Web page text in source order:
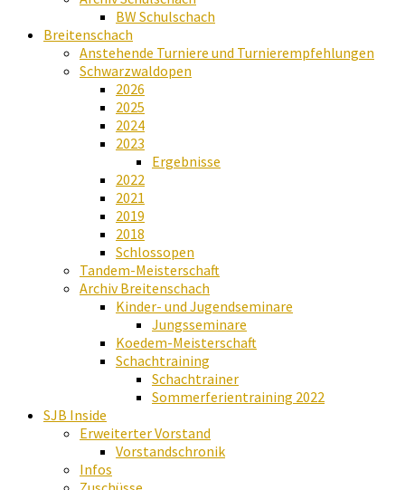
BW Schulschach
Breitenschach
Anstehende Turniere und Turnierempfehlungen
Schwarzwaldopen
2026
2025
2024
2023
Ergebnisse
2022
2021
2019
2018
Schlossopen
Tandem-Meisterschaft
Archiv Breitenschach
Kinder- und Jugendseminare
Jungsseminare
Koedem-Meisterschaft
Schachtraining
Schachtrainer
Sommerferientraining 2022
SJB Inside
Erweiterter Vorstand
Vorstandschronik
Infos